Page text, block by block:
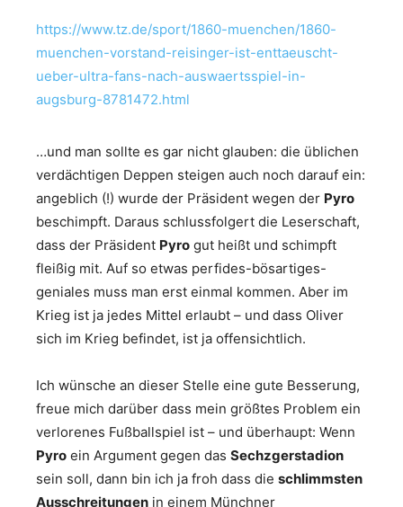
https://www.tz.de/sport/1860-muenchen/1860-
muenchen-vorstand-reisinger-ist-enttaeuscht-
ueber-ultra-fans-nach-auswaertsspiel-in-
augsburg-8781472.html
…und man sollte es gar nicht glauben: die üblichen
verdächtigen Deppen steigen auch noch darauf ein:
angeblich (!) wurde der Präsident wegen der Pyro
beschimpft. Daraus schlussfolgert die Leserschaft,
dass der Präsident Pyro gut heißt und schimpft
fleißig mit. Auf so etwas perfides-bösartiges-
geniales muss man erst einmal kommen. Aber im
Krieg ist ja jedes Mittel erlaubt – und dass Oliver
sich im Krieg befindet, ist ja offensichtlich.
Ich wünsche an dieser Stelle eine gute Besserung,
freue mich darüber dass mein größtes Problem ein
verlorenes Fußballspiel ist – und überhaupt: Wenn
Pyro ein Argument gegen das Sechzgerstadion
sein soll, dann bin ich ja froh dass die schlimmsten
Ausschreitungen in einem Münchner